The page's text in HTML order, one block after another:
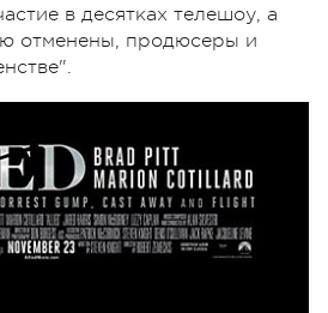
в десятках телешоу, а
отменены, продюсеры и